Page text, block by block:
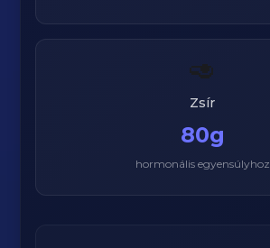
🥑
Zsír
80g
hormonális egyensúlyhoz